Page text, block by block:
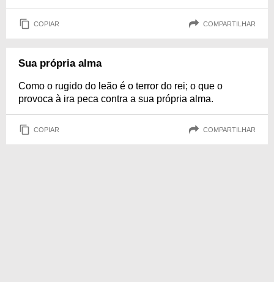
COPIAR COMPARTILHAR
Sua própria alma
Como o rugido do leão é o terror do rei; o que o
provoca à ira peca contra a sua própria alma.
COPIAR COMPARTILHAR